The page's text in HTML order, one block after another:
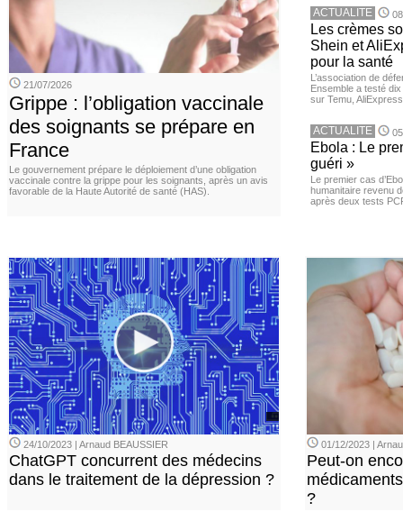
21/07/2026
Grippe : l’obligation vaccinale
des soignants se prépare en
France
Le gouvernement prépare le déploiement d’une obligation
vaccinale contre la grippe pour les soignants, après un avis
favorable de la Haute Autorité de santé (HAS).
ACTUALITE
Les crèmes
Shein et
pour la santé
L’association de
Ensemble a testé
sur Temu,
ACTUALITE
Ebola : Le
guéri »
Le premier cas
humanitaire revenu
après deux tests
24/10/2023 | Arnaud BEAUSSIER
ChatGPT concurrent des médecins
dans le traitement de la dépression ?
01/12/2023 |
Peut-on
?